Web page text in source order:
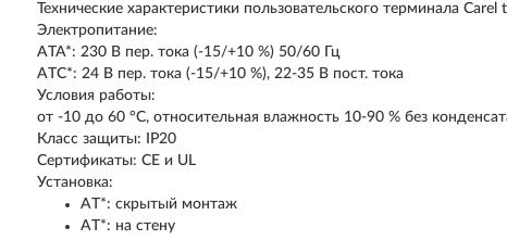
Технические характеристики пользовательского терминала Carel
Электропитание:
ATA*: 230 В пер. тока (-15/+10 %) 50/60 Гц
ATC*: 24 В пер. тока (-15/+10 %), 22-35 В пост. тока
Условия работы:
от -10 до 60 °C, относительная влажность 10-90 % без
Класс защиты: IP20
Сертификаты: CE и UL
Установка:
AT*: скрытый монтаж
AT*: на стену